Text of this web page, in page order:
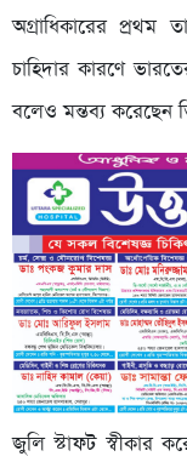
অগ্রাধিকারের প্রথম
চাহিদার কারণে
বলেও মন্তব্য করেছেন
জুলি স্টাফট স্বীকার